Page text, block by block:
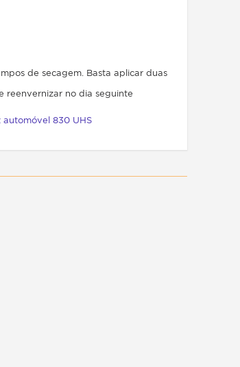
de secagem. Basta aplicar duas
reenvernizar no dia seguinte
automóvel 830 UHS